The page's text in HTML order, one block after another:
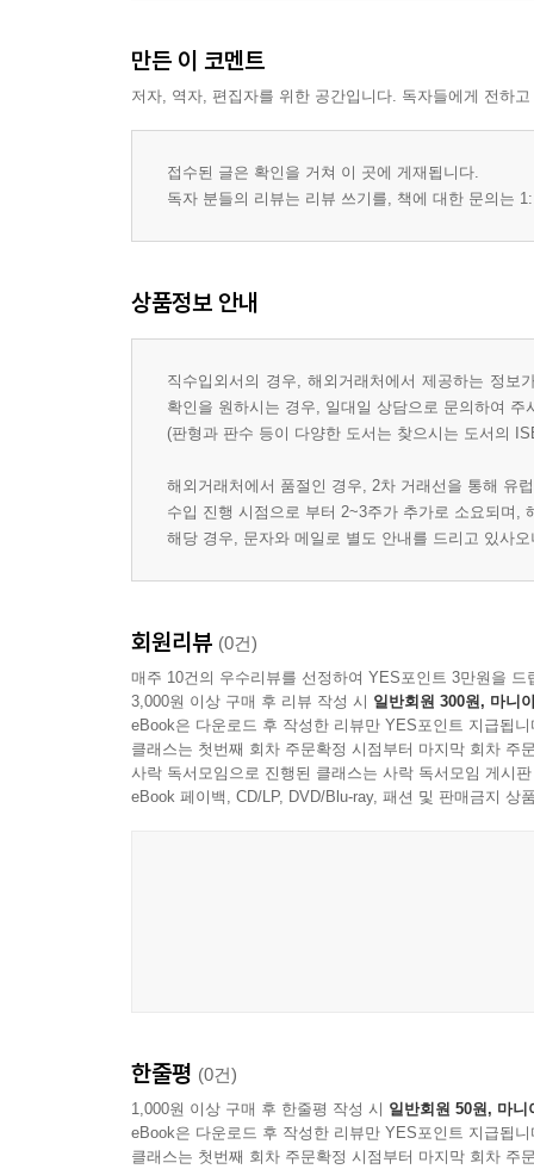
만든 이 코멘트
저자, 역자, 편집자를 위한 공간입니다. 독자들에게 전하
접수된 글은 확인을 거쳐 이 곳에 게재됩니다.
독자 분들의 리뷰는 리뷰 쓰기를, 책에 대한 문의는
상품정보 안내
직수입외서의 경우, 해외거래처에서 제공하는 정
확인을 원하시는 경우, 일대일 상담으로 문의하여 주
(판형과 판수 등이 다양한 도서는 찾으시는 도서의
해외거래처에서 품절인 경우, 2차 거래선을 통해 유
수입 진행 시점으로 부터 2~3주가 추가로 소요되며,
해당 경우, 문자와 메일로 별도 안내를 드리고 있사
회원리뷰 (0건)
매주 10건의 우수리뷰를 선정하여 YES포인트 3만원을 드
3,000원 이상 구매 후 리뷰 작성 시 일반회원 300원, 마니
eBook은 다운로드 후 작성한 리뷰만 YES포인트 지급됩니
클래스는 첫번째 회차 주문확정 시점부터 마지막 회차 주
사락 독서모임으로 진행된 클래스는 사락 독서모임 게시
eBook 페이백, CD/LP, DVD/Blu-ray, 패션 및 판매금지 상
한줄평 (0건)
1,000원 이상 구매 후 한줄평 작성 시 일반회원 50원, 마니
eBook은 다운로드 후 작성한 리뷰만 YES포인트 지급됩니
클래스는 첫번째 회차 주문확정 시점부터 마지막 회차 주